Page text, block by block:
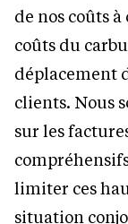
de nos coûts
coûts du
déplacement
clients. Nous
sur les
limiter ces
situation